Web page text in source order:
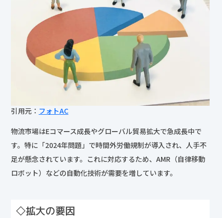
引用元： フォトAC
物流市場はEコマース成長やグローバル貿易拡大で急成長中で
す。特に「2024年問題」で時間外労働規制が導入され、人手不
足が懸念されています。これに対応するため、AMR（自律移動
ロボット）などの自動化技術が需要を増しています。
◇拡大の要因